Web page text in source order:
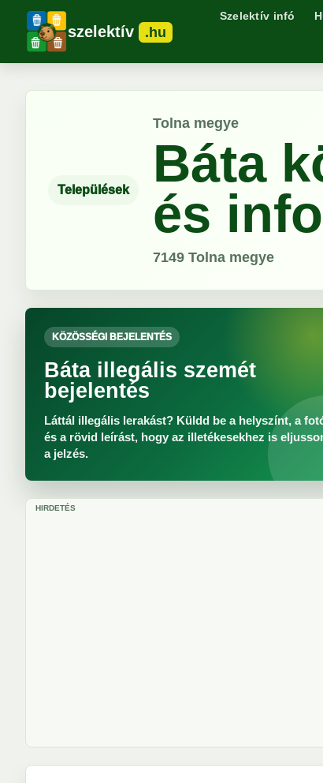
szelektív .hu
Szelektív infó
Települések
Tolna megye
Báta
és
7149 Tolna megye
KÖZÖSSÉGI BEJELENTÉS
Báta illegális szemét
bejelentés
Láttál illegális lerakást? Küldd be a helyszínt, a
és a rövid leírást, hogy az illetékesekhez is
a jelzés.
HIRDETÉS